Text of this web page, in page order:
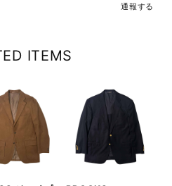
通報する
ITEMS